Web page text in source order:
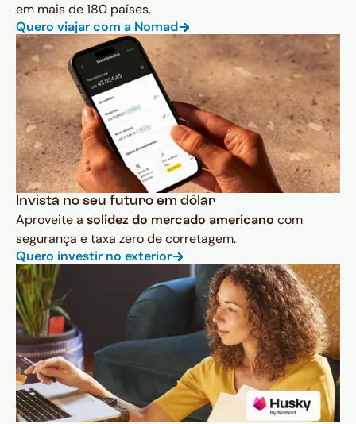
em mais de 180 países.
Quero viajar com a Nomad
Invista no seu futuro em dólar
Aproveite a solidez do mercado americano com
segurança e taxa zero de corretagem.
Quero investir no exterior